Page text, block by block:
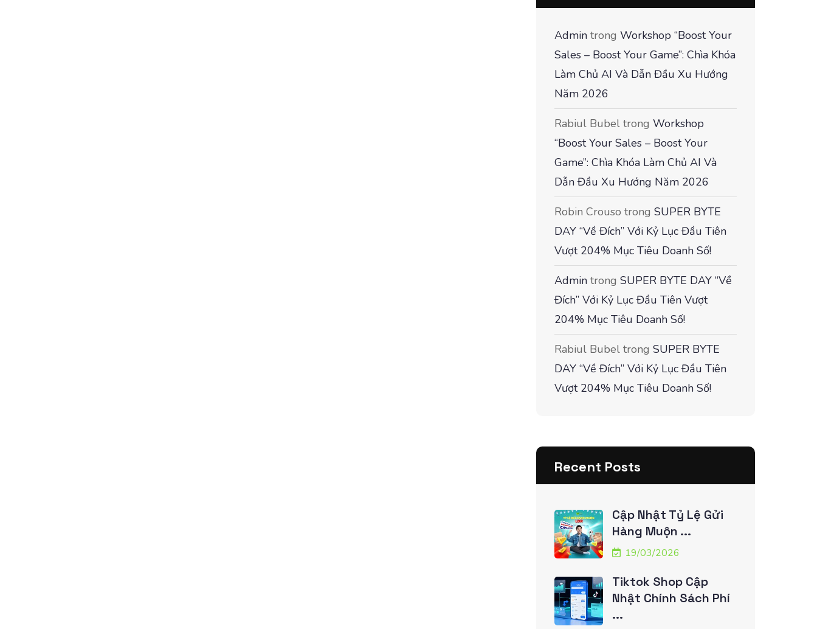
Admin trong Workshop “Boost Your
Sales – Boost Your Game”: Chìa Khóa
Làm Chủ AI Và Dẫn Đầu Xu Hướng
Năm 2026
Rabiul Bubel trong Workshop
“Boost Your Sales – Boost Your
Game”: Chìa Khóa Làm Chủ AI Và
Dẫn Đầu Xu Hướng Năm 2026
Robin Crouso trong SUPER BYTE
DAY “Về Đích” Với Kỷ Lục Đầu Tiên
Vượt 204% Mục Tiêu Doanh Số!
Admin trong SUPER BYTE DAY “Về
Đích” Với Kỷ Lục Đầu Tiên Vượt
204% Mục Tiêu Doanh Số!
Rabiul Bubel trong SUPER BYTE
DAY “Về Đích” Với Kỷ Lục Đầu Tiên
Vượt 204% Mục Tiêu Doanh Số!
Recent Posts
Cập Nhật Tỷ Lệ Gửi
Hàng Muộn ...
19/03/2026
Tiktok Shop Cập
Nhật Chính Sách Phí
...